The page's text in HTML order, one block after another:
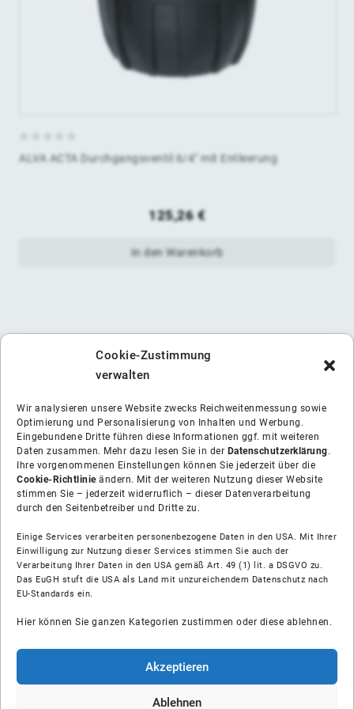
Cookie-Zustimmung
verwalten
Wir analysieren unsere Website zwecks Reichweitenmessung sowie
Optimierung und Personalisierung von Inhalten und Werbung.
Eingebundene Dritte führen diese Informationen ggf. mit weiteren
Daten zusammen. Mehr dazu lesen Sie in der Datenschutzerklärung.
Ihre vorgenommenen Einstellungen können Sie jederzeit über die
Cookie-Richtlinieändern. Mit der weiteren Nutzung dieser Website
stimmen Sie – jederzeit widerruflich – dieser Datenverarbeitung
durch den Seitenbetreiber und Dritte zu.
Einige Services verarbeiten personenbezogene Daten in den USA. Mit Ihrer
Einwilligung zur Nutzung dieser Services stimmen Sie auch der
Verarbeitung Ihrer Daten in den USA gemäß Art. 49 (1) lit. a DSGVO zu.
Das EuGH stuft die USA als Land mit unzureichendem Datenschutz nach
EU-Standards ein.
Hier können Sie ganzen Kategorien zustimmen oder diese ablehnen.
Akzeptieren
Ablehnen
ALVA ACTA Durchgangsventil 6/4" mit Entleerung
125,26€
In den Warenkorb
Über uns
Soziale Medien